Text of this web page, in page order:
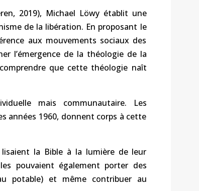
2019), Michael Löwy établit une
de la libération. En proposant le
aux mouvements sociaux des
l’émergence de la théologie de la
que cette théologie naît
mais communautaire. Les
années 1960, donnent corps à cette
la Bible à la lumière de leur
pouvaient également porter des
potable) et même contribuer au